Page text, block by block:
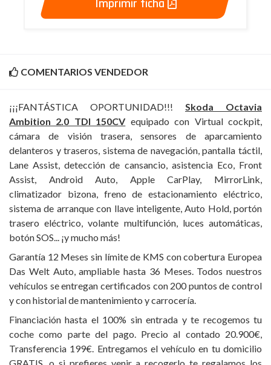
COMENTARIOS VENDEDOR
¡¡¡FANTÁSTICA OPORTUNIDAD!!! Skoda Octavia
Ambition 2.0 TDI 150CVequipado con Virtual cockpit,
cámara de visión trasera, sensores de aparcamiento
delanteros y traseros, sistema de navegación, pantalla táctil,
Lane Assist, detección de cansancio, asistencia Eco, Front
Assist, Android Auto, Apple CarPlay, MirrorLink,
climatizador bizona, freno de estacionamiento eléctrico,
sistema de arranque con llave inteligente, Auto Hold, portón
trasero eléctrico, volante multifunción, luces automáticas,
botón SOS... ¡y mucho más!
Garantía 12 Meses sin límite de KMS con cobertura Europea
Das Welt Auto, ampliable hasta 36 Meses. Todos nuestros
vehículos se entregan certificados con 200 puntos de control
y con historial de mantenimiento y carrocería.
Financiación hasta el 100% sin entrada y te recogemos tu
coche como parte del pago. Precio al contado 20.900€,
Transferencia 199€. Entregamos el vehículo en tu domicilio
Imprimir ficha